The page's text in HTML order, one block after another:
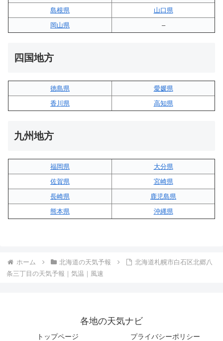
島根県
山口県
岡山県
–
四国地方
徳島県
愛媛県
香川県
高知県
九州地方
福岡県
大分県
佐賀県
宮崎県
長崎県
鹿児島県
熊本県
沖縄県
ホーム 北海道の天気予報
北海道札幌市白石区北郷八
条三丁目の天気予報｜気温｜風速
各地の天気ナビ
トップページ プライバシーポリシー